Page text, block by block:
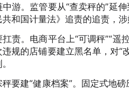
游。监管要从“查卖秤的”延
和国计量法》追责的追责，
责。电商平台上“可调秤”“
违规的店铺要建立黑名单，对
要建“健康档案”。固定式地